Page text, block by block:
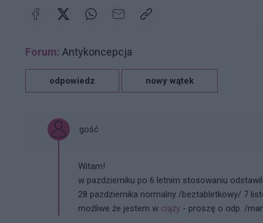
Forum: Antykoncepcja
odpowiedz nowy wątek
gość
Witam!
w pazdzierniku po 6 letnim stosowaniu
28 pazdziernika normalny /beztabletkowy/ 7
możliwe że jestem w ciąży - proszę o odp. /